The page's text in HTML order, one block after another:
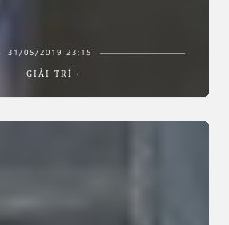
31/05/2019 23:15
GIẢI TRÍ